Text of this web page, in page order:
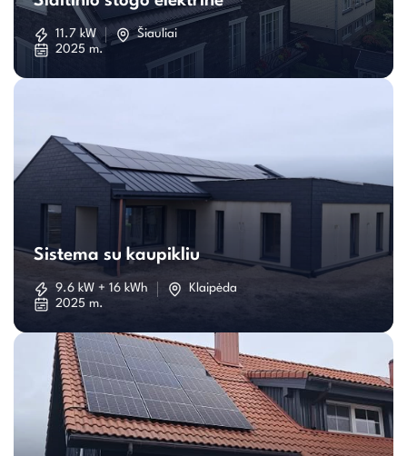
elektrinė
11.7 kW
Šiauliai
2025 m.
Sistema
su
kaupikliu
Sistema su kaupikliu
9.6 kW + 16 kWh
Klaipėda
2025 m.